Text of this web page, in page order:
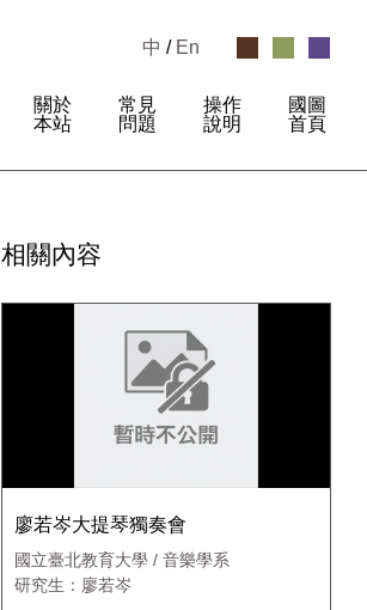
關於
本站
常見
問題
操作
說明
國圖
首頁
中 / En
相關內容
廖若岑大提琴獨奏會
國立臺北教育大學 / 音樂學系
研究生：廖若岑